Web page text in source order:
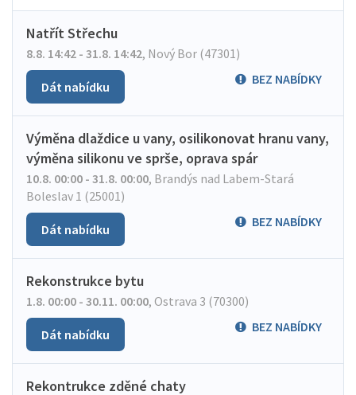
Natřít Střechu
8.8. 14:42 - 31.8. 14:42, Nový Bor (47301)
BEZ NABÍDKY
Dát nabídku
Výměna dlaždice u vany, osilikonovat hranu vany,
výměna silikonu ve sprše, oprava spár
10.8. 00:00 - 31.8. 00:00, Brandýs nad Labem-Stará
Boleslav 1 (25001)
BEZ NABÍDKY
Dát nabídku
Rekonstrukce bytu
1.8. 00:00 - 30.11. 00:00, Ostrava 3 (70300)
BEZ NABÍDKY
Dát nabídku
Rekontrukce zděné chaty